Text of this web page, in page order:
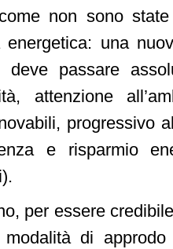
non sono
energetica: una
deve passare
attenzione
progressivo
e risparmio
per essere
modalità di